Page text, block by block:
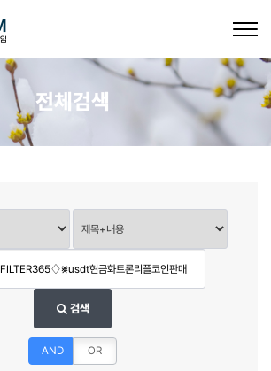
전체검색
검색
AND OR